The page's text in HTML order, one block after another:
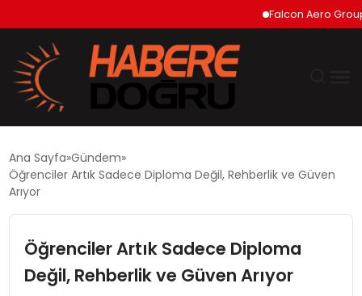
Falcon Aero Group,
EKONOMİ
DÜNYA
Ana Sayfa Gündem
Öğrenciler Artık Sadece Diploma Değil, Rehberlik ve Güven
Arıyor
Öğrenciler Artık Sadece Diploma
Değil, Rehberlik ve Güven Arıyor